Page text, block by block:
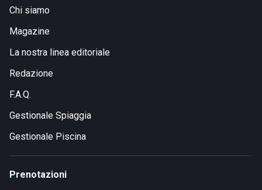
Chi siamo
Magazine
La nostra linea editoriale
Redazione
F.A.Q.
Gestionale Spiaggia
Gestionale Piscina
Prenotazioni